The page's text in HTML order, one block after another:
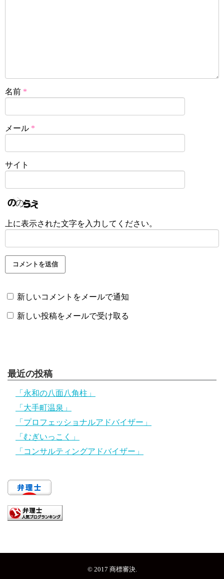
名前 *
メール *
サイト
上に表示された文字を入力してください。
新しいコメントをメールで通知
新しい投稿をメールで受け取る
最近の投稿
「永和の八面八角柱」
「大手町温泉」
「プロフェッショナルアドバイザー」
「むぎいっこく」
「コンサルティングアドバイザー」
© 2017 商標審決.